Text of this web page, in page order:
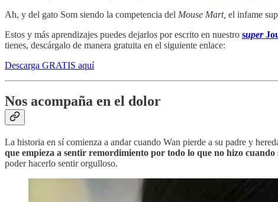
Ah, y del gato Som siendo la competencia del Mouse Mart, el infame
Estos y más aprendizajes puedes dejarlos por escrito en nuestro super
tienes, descárgalo de manera gratuita en el siguiente enlace:
Descarga GRATIS aquí
Nos acompaña en el dolor
La historia en sí comienza a andar cuando Wan pierde a su padre y
que empieza a sentir remordimiento por todo lo que no hizo cuando
poder hacerlo sentir orgulloso.